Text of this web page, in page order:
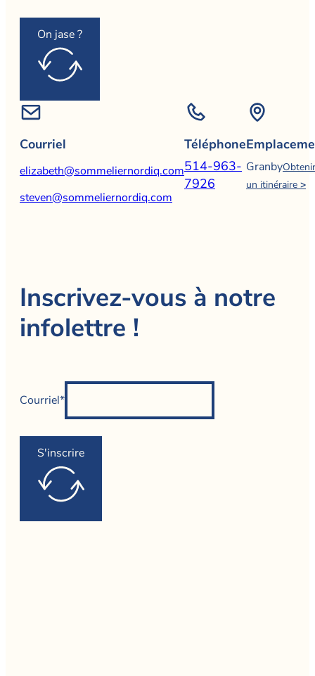
On jase ?
Courriel
elizabeth@sommeliernordiq.com
steven@sommeliernordiq.com
Téléphone
514-963-
7926
GranbyObtenir
un itinéraire >
Inscrivez-vous à notre
infolettre !
Courriel*
S'inscrire